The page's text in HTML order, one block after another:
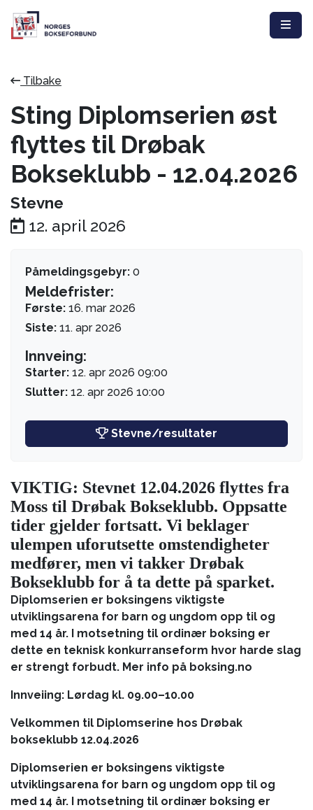
Tilbake
Sting Diplomserien øst
flyttes til Drøbak
Bokseklubb - 12.04.2026
Stevne
12. april 2026
Påmeldingsgebyr: 0
Meldefrister:
Første: 16. mar 2026
Siste: 11. apr 2026
Innveing:
Starter: 12. apr 2026 09:00
Slutter: 12. apr 2026 10:00
Stevne/resultater
VIKTIG: Stevnet 12.04.2026 flyttes fra
Moss til Drøbak Bokseklubb. Oppsatte
tider gjelder fortsatt. Vi beklager
ulempen uforutsette omstendigheter
medfører, men vi takker Drøbak
Bokseklubb for å ta dette på sparket.
Diplomserien er boksingens viktigste
utviklingsarena for barn og ungdom opp til og
med 14 år. I motsetning til ordinær boksing er
dette en teknisk konkurranseform hvor harde slag
er strengt forbudt. Mer info på boksing.no
Innveiing: Lørdag kl. 09.00–10.00
Velkommen til Diplomserine hos Drøbak
bokseklubb 12.04.2026
Diplomserien er boksingens viktigste
utviklingsarena for barn og ungdom opp til og
med 14 år. I motsetning til ordinær boksing er